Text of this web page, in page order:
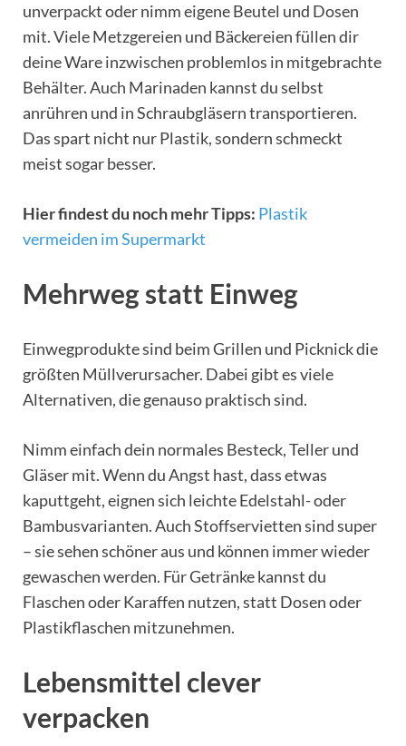
unverpackt oder nimm eigene Beutel und Dosen
mit. Viele Metzgereien und Bäckereien füllen dir
deine Ware inzwischen problemlos in mitgebrachte
Behälter. Auch Marinaden kannst du selbst
anrühren und in Schraubgläsern transportieren.
Das spart nicht nur Plastik, sondern schmeckt
meist sogar besser.
Hier findest du noch mehr Tipps: Plastik
vermeiden im Supermarkt
Mehrweg statt Einweg
Einwegprodukte sind beim Grillen und Picknick die
größten Müllverursacher. Dabei gibt es viele
Alternativen, die genauso praktisch sind.
Nimm einfach dein normales Besteck, Teller und
Gläser mit. Wenn du Angst hast, dass etwas
kaputtgeht, eignen sich leichte Edelstahl- oder
Bambusvarianten. Auch Stoffservietten sind super
– sie sehen schöner aus und können immer wieder
gewaschen werden. Für Getränke kannst du
Flaschen oder Karaffen nutzen, statt Dosen oder
Plastikflaschen mitzunehmen.
Lebensmittel clever
verpacken